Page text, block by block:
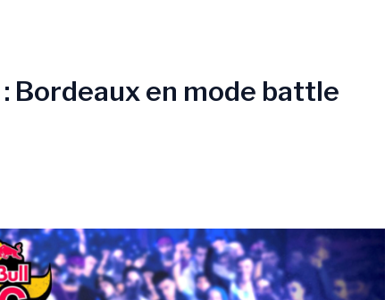
Bordeaux en mode battle